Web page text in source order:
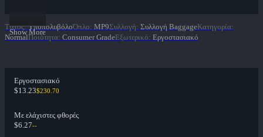
Show More
Τύπος: ΥποπολυβόλοΌπλο: MP9Συλλογή: Συλλογή BaggageΚατηγορία:
Normal Ποιότητα: Consumer GradeΕξωτερικό: Εργοστασιακό
Εργοστασιακό
$13.23$230.70
Με ελάχιστες φθορές
$6.27--